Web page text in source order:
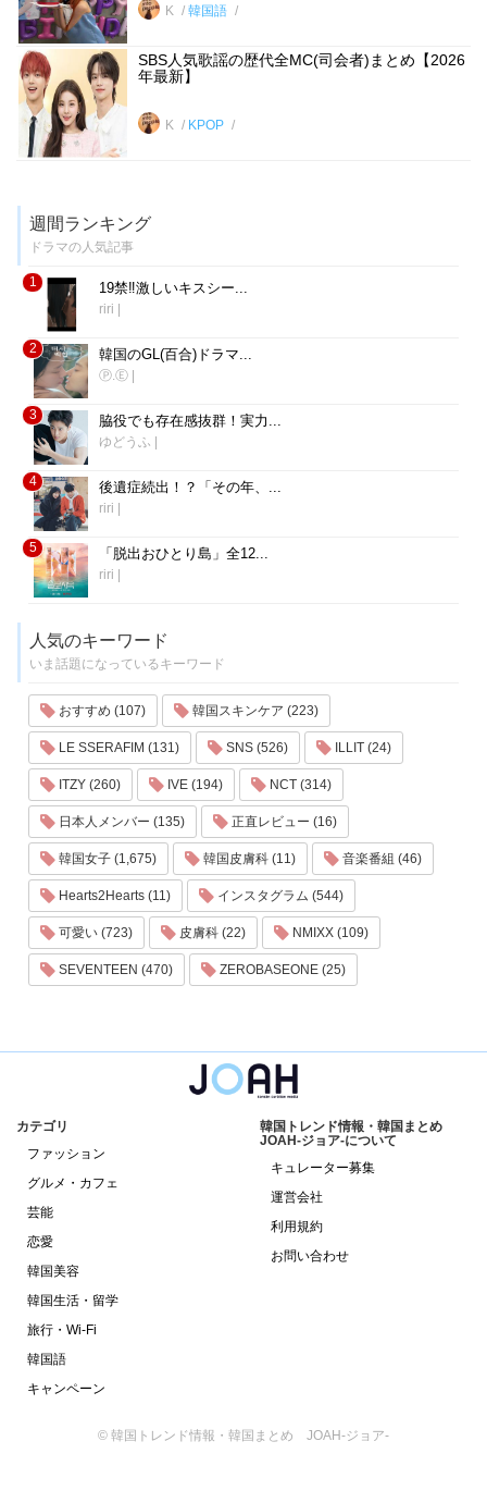
K 韓国語
SBS人気歌謡の歴代全MC(司会者)まとめ【2026
年最新】
K KPOP
週間ランキング
ドラマの人気記事
1 19禁‼︎激しいキスシー...
riri
2 韓国のGL(百合)ドラマ...
Ⓟ.Ⓔ
3 脇役でも存在感抜群！実力...
ゆどうふ
4 後遺症続出！？「その年、...
riri
5 「脱出おひとり島」全12...
riri
人気のキーワード
いま話題になっているキーワード
おすすめ (107) 韓国スキンケア (223)
LE SSERAFIM (131) SNS (526) ILLIT (24)
ITZY (260) IVE (194) NCT (314)
日本人メンバー (135) 正直レビュー (16)
韓国女子 (1,675) 韓国皮膚科 (11) 音楽番組 (46)
Hearts2Hearts (11) インスタグラム (544)
可愛い (723) 皮膚科 (22) NMIXX (109)
SEVENTEEN (470) ZEROBASEONE (25)
カテゴリ
ファッション
グルメ・カフェ
芸能
恋愛
韓国美容
韓国生活・留学
旅行・Wi-Fi
韓国語
キャンペーン
韓国トレンド情報・韓国まとめ
JOAH-ジョア-について
キュレーター募集
運営会社
利用規約
お問い合わせ
© 韓国トレンド情報・韓国まとめ JOAH-ジョア-